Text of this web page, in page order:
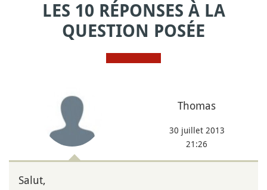
LES 10 RÉPONSES À LA
QUESTION POSÉE
Thomas
30 juillet 2013
21:26
Salut,